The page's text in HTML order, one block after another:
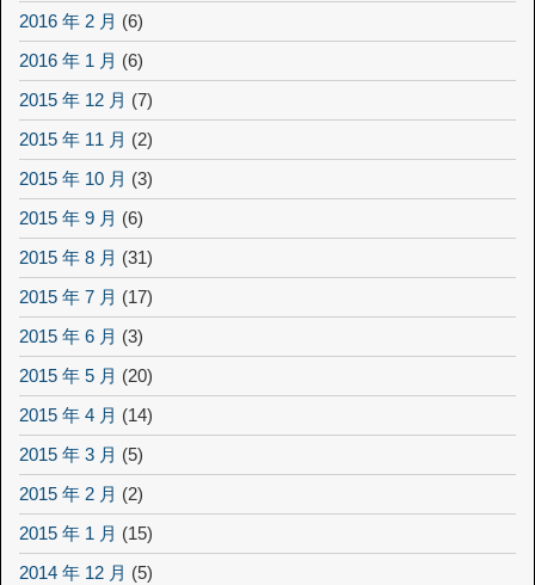
2016 年 2 月 (6)
2016 年 1 月 (6)
2015 年 12 月 (7)
2015 年 11 月 (2)
2015 年 10 月 (3)
2015 年 9 月 (6)
2015 年 8 月 (31)
2015 年 7 月 (17)
2015 年 6 月 (3)
2015 年 5 月 (20)
2015 年 4 月 (14)
2015 年 3 月 (5)
2015 年 2 月 (2)
2015 年 1 月 (15)
2014 年 12 月 (5)